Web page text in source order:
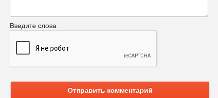
Введите слова
Отправить комментарий